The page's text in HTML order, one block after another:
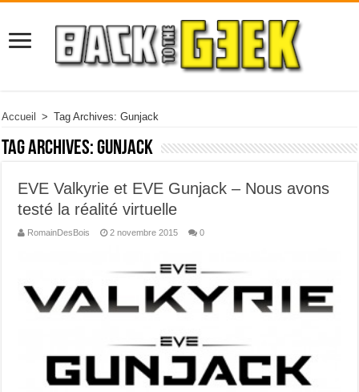
Accueil > Tag Archives: Gunjack
Tag Archives:Gunjack
EVE Valkyrie et EVE Gunjack – Nous avons
testé la réalité virtuelle
RomainDesBois 2 novembre 2015 0